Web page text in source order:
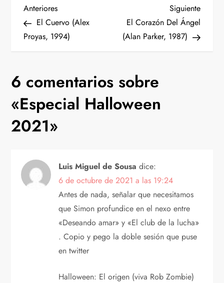
N
a
e
g
a
c
i
Entrada
anterior
Anteriores
El Cuervo (Alex
Proyas, 1994)
Siguiente
El Corazón Del Ángel
(Alan Parker, 1987)
6 comentarios sobre
«Especial Halloween
2021»
Luis Miguel de Sousa dice:
6 de octubre de 2021 a las 19:24
Antes de nada, señalar que necesitamos
que Simon profundice en el nexo entre
«Deseando amar» y «El club de la lucha»
. Copio y pego la doble sesión que puse
en twitter
Halloween: El origen (viva Rob Zombie)